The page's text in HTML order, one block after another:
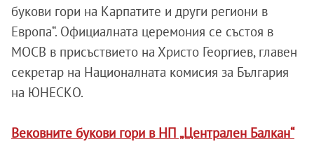
букови гори на Карпатите и други региони в
Европа“. Официалната церемония се състоя в
МОСВ в присъствието на Христо Георгиев, главен
секретар на Националната комисия за България
на ЮНЕСКО.
Вековните букови гори в НП „Централен Балкан“